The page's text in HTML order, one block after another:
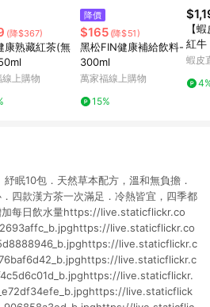
(降$367)
康熟藏紅茶(無
上購物
降價
$165 (降$51)
黑松FIN健康補給飲料-
300ml
萬家福線上購物
15%
【
紅牛
24
蝦皮
眠10包．天然草本配方，溫和無負擔．
四款漢方茶一次滿足．冷熱皆宜，四季都
加每日飲水量https://live.staticflickr.co
live.staticflickr.co
live.staticflickr.c
live.staticflickr.c
live.staticflickr.
live.staticflick